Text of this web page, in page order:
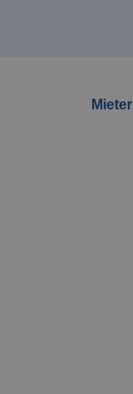
Mieter